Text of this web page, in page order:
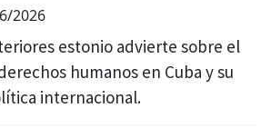
2026
estonio advierte sobre el
humanos en Cuba y su
internacional.